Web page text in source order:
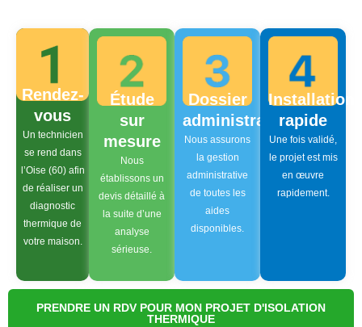
Rendez-
vous
Un technicien
se rend dans
l’Oise (60) afin
de réaliser un
diagnostic
thermique de
votre maison.
Étude
sur
mesure
Nous
établissons un
devis détaillé à
la suite d’une
analyse
sérieuse.
Dossier
administratif
Nous assurons
la gestion
administrative
de toutes les
aides
disponibles.
Installation
rapide
Une fois validé,
le projet est mis
en œuvre
rapidement.
PRENDRE UN RDV POUR MON PROJET D'ISOLATION
THERMIQUE